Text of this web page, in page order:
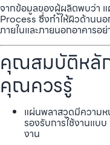
จากข้อมูลของผู้ผลิตพบว่า
Process ซึ่งทำให้ผิวด้านนอ
ภายในและภายนอกอาคารอ
คุณสมบัติหลั
คุณควรรู้
แผ่นพลาสวูดมีความ
รองรับการใช้งานแบ
งาน